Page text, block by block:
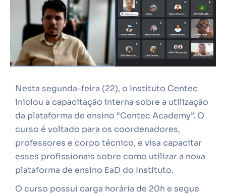
Nesta segunda-feira (22), o Instituto Centec
iniciou a capacitação interna sobre a utilização
da plataforma de ensino “Centec Academy”. O
curso é voltado para os coordenadores,
professores e corpo técnico, e visa capacitar
esses profissionais sobre como utilizar a nova
plataforma de ensino EaD do Instituto.
O curso possui carga horária de 20h e segue